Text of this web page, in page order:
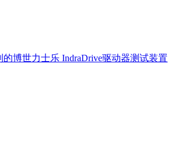
博世力士乐 IndraDrive驱动器测试装置